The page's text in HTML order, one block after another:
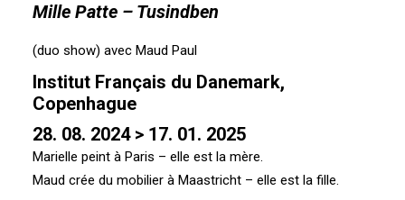
Mille Patte – Tusindben
(duo show) avec Maud Paul
Institut Français du Danemark,
Copenhague
28. 08. 2024 > 17. 01. 2025
Marielle peint à Paris – elle est la mère.
Maud crée du mobilier à Maastricht – elle est la fille.